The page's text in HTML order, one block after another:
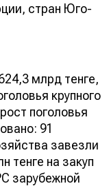
стран Юго-
млрд тенге,
крупного
поголовья
91
завезли
тенге на закуп
зарубежной